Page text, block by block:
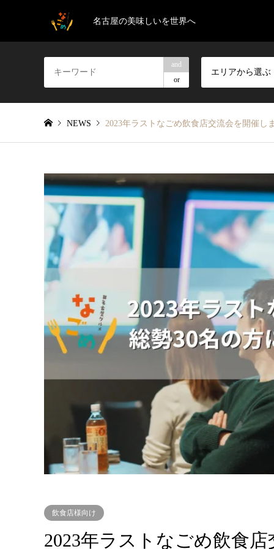
名古屋の美味しいを世界へ
and
or
エリアから選ぶ
NEWS 2023年ラストなごめ飲食店交流会を開催し
飲食店様向け
2023年ラストなごめ飲食